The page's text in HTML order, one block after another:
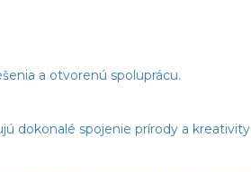
a otvorenú spoluprácu.
dokonalé spojenie prírody a kreativity